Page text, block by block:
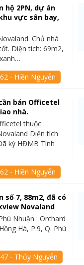
hộ 2PN, dự án
vực sân bay,
Chủ nhà
Diện tích: 69m2,
- Hiền Nguyễn
bán Officetel
nhà.
thuộc
Diện tích
ký HĐMB Tình
- Hiền Nguyễn
số 7, 88m2, đã có
Novaland
Nhuận : Orchard
Hà, P.9, Q. Phú
- Thủy Nguyễn